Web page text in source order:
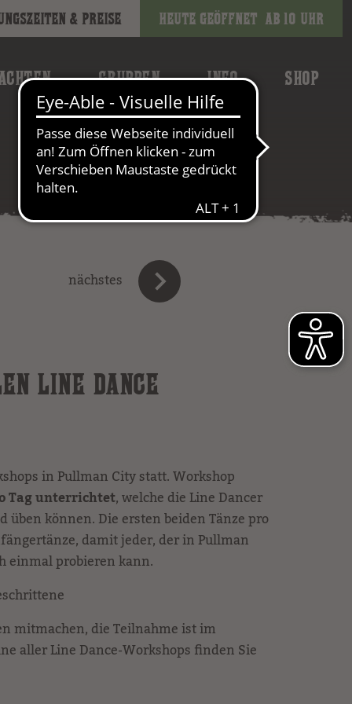
GRUPPEN INFO SHOP
& Preise Heute geöffnet ab 10 Uhr
nächstes
LINE DANCE
in Pullman City statt. Workshop
Tag unterrichtet, welche die Line Dancer
können. Die ersten beiden Tänze pro
damit jeder, der in Pullman
einmal probieren kann.
mitmachen, die Teilnahme ist im
aller Line Dance-Workshops finden Sie